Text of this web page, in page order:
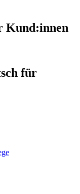
Kund:innen
für